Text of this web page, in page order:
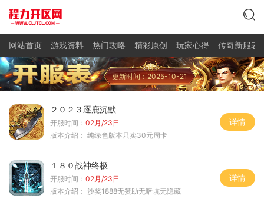
网站首页 游戏资料 热门攻略 精彩原创 玩家心得 传奇新服表
更新时间：2025-10-21
２０２３逐鹿沉默
开服时间： 02月/23日
版本介绍： 纯绿色版本只卖30元周卡
详情
１８０战神终极
开服时间： 02月/23日
版本介绍： 沙奖1888无赞助无暗坑无隐藏
详情